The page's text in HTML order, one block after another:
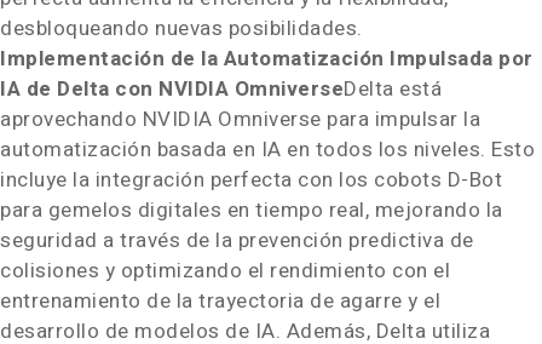
desbloqueando nuevas posibilidades.
Implementación de la Automatización Impulsada por
IA de Delta con NVIDIA OmniverseDelta está
aprovechando NVIDIA Omniverse para impulsar la
automatización basada en IA en todos los niveles. Esto
incluye la integración perfecta con los cobots D-Bot
para gemelos digitales en tiempo real, mejorando la
seguridad a través de la prevención predictiva de
colisiones y optimizando el rendimiento con el
entrenamiento de la trayectoria de agarre y el
desarrollo de modelos de IA. Además, Delta utiliza